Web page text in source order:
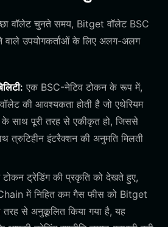
वॉलेट चुनते समय, Bitget वॉलेट BSC
वाले उपयोगकर्ताओं के लिए अलग-अलग
एक BSC-नेटिव टोकन के रूप में,
की आवश्यकता होती है जो एथेरियम
के साथ पूरी तरह से एकीकृत हो, जिससे
त्रुटिहीन इंटरैक्शन की अनुमति मिलती
टोकन ट्रेडिंग की प्रकृति को देखते हुए,
में निहित कम गैस फीस को Bitget
तरह से अनुकूलित किया गया है, यह